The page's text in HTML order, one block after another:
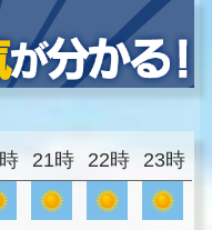
21時 22時 23時